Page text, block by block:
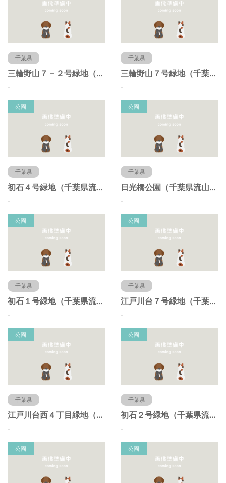
千葉県
三輪野山７－２号緑地（千葉県流山市）
-
千葉県
三輪野山７号緑地（千葉県流山市）
-
公園
千葉県
初石４号緑地（千葉県流山市）
-
公園
千葉県
日光橋公園（千葉県流山市）
-
公園
千葉県
初石１号緑地（千葉県流山市）
-
公園
千葉県
江戸川台７号緑地（千葉県流山市）
-
公園
千葉県
江戸川台西４丁目緑地（千葉県流山市）
-
公園
千葉県
初石２号緑地（千葉県流山市）
-
公園 公園